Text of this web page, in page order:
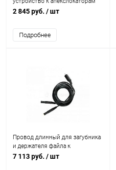
Bingo Pro и Novapex N31
2 845 руб. / шт
Подробнее
Провод длинный для загубника
и держателя файла к
апекслокаторам Bingo Pro и
7 113 руб. / шт